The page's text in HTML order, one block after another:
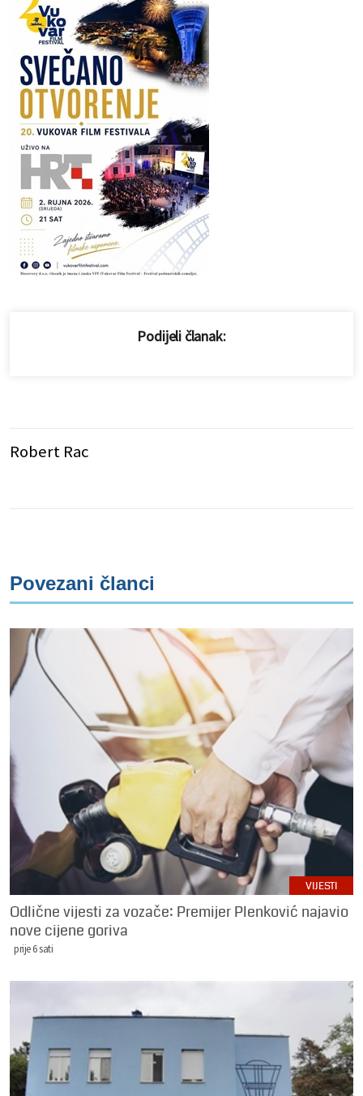
Podijeli članak:
Robert Rac
Povezani članci
VIJESTI
Odlične vijesti za vozače: Premijer Plenković najavio
nove cijene goriva
prije 6 sati